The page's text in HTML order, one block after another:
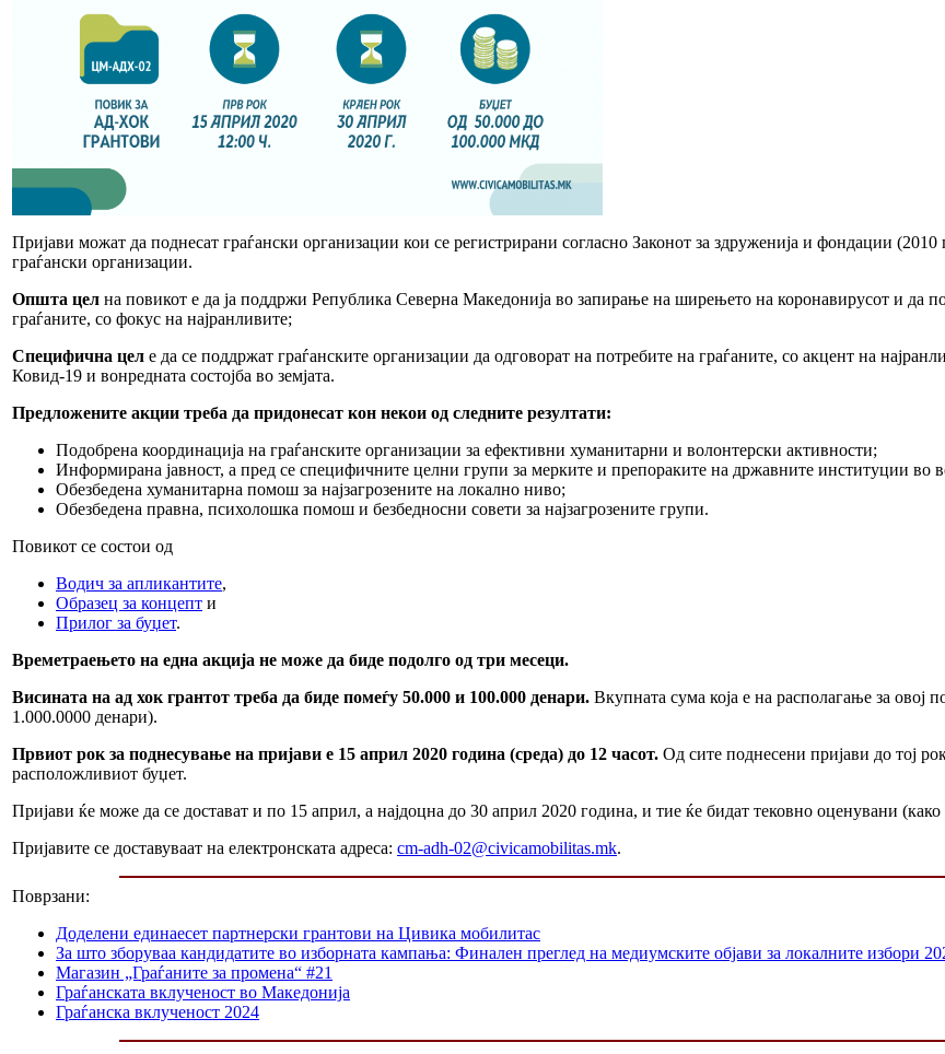
Пријави можат да поднесат граѓански организации кои се регистрирани согласно Законот за здруженија и фондации
граѓански организации.
Општа цел на повикот е да ја поддржи Република Северна Македонија во запирање на ширењето на коронавирусот и да
граѓаните, со фокус на најранливите;
Специфична цел е да се поддржат граѓанските организации да одговорат на потребите на граѓаните, со акцент на
Ковид-19 и вонредната состојба во земјата.
Предложените акции треба да придонесат кон некои од следните резултати:
Подобрена координација на граѓанските организации за ефективни хуманитарни и волонтерски активности;
Информирана јавност, а пред се специфичните целни групи за мерките и препораките на државните институции во
Обезбедена хуманитарна помош за најзагрозените на локално ниво;
Обезбедена правна, психолошка помош и безбедносни совети за најзагрозените групи.
Повикот се состои од
Водич за апликантите,
Oбразец за концепт и
Прилог за буџет.
Времетраењето на една акција не може да биде подолго од три месеци.
Висината на ад хок грантот треба да биде помеѓу 50.000 и 100.000 денари. Вкупната сума која е на располагање за овој
1.000.0000 денари).
Првиот рок за поднесување на пријави е 15 април 2020 година (среда) до 12 часот. Од сите поднесени пријави до тој
расположливиот буџет.
Пријави ќе може да се достават и по 15 април, а најдоцна до 30 април 2020 година, и тие ќе бидат тековно оценувани
Пријавите се доставуваат на електронската адреса: cm-adh-02@civicamobilitas.mk.
Поврзани:
Доделени единаесет партнерски грантови на Цивика мобилитас
За што зборуваа кандидатите во изборната кампања: Финален преглед на медиумските објави за локалните избори
Магазин „Граѓаните за промена“ #21
Граѓанската вклученост во Македонија
Граѓанска вклученост 2024